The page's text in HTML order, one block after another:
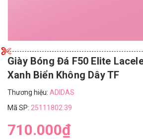
Giày Bóng Đá F50 Elite
Xanh Biển Không Dây TF
Thương hiệu: ADIDAS
Mã SP: 25111802.39
710.000₫